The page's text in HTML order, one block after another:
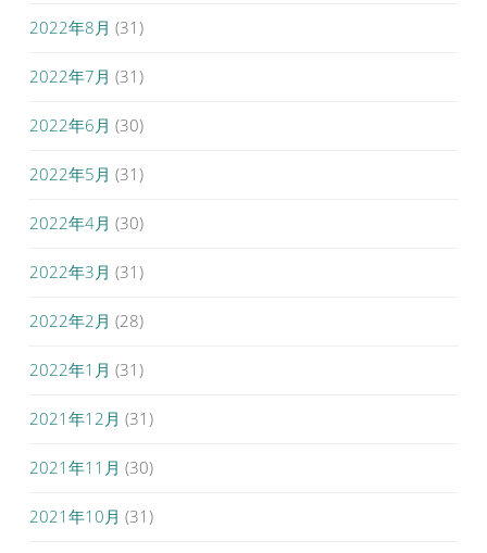
2022年8月 (31)
2022年7月 (31)
2022年6月 (30)
2022年5月 (31)
2022年4月 (30)
2022年3月 (31)
2022年2月 (28)
2022年1月 (31)
2021年12月 (31)
2021年11月 (30)
2021年10月 (31)